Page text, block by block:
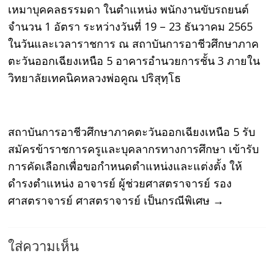
เหมาบุคคลธรรมดา ในตำแหน่ง พนักงานขับรถยนต์
จำนวน 1 อัตรา ระหว่างวันที่ 19 – 23 ธันวาคม 2565
ในวันและเวลาราชการ ณ สถาบันการอาชีวศึกษาภาค
ตะวันออกเฉียงเหนือ 5 อาคารอำนวยการชั้น 3 ภายใน
วิทยาลัยเทคนิคหลวงพ่อคูณ ปริสุทฺโธ
สถาบันการอาชีวศึกษาภาคตะวันออกเฉียงเหนือ 5 รับ
สมัครข้าราชการครูและบุคลากรทางการศึกษา เข้ารับ
การคัดเลือกเพื่อขอกำหนดตำแหน่งและแต่งตั้ง ให้
ดำรงตำแหน่ง อาจารย์ ผู้ช่วยศาสตราจารย์ รอง
ศาสตราจารย์ ศาสตราจารย์ เป็นกรณีพิเศษ →
ใส่ความเห็น